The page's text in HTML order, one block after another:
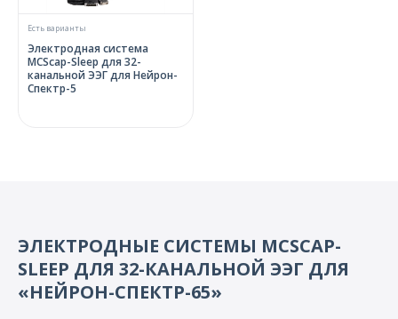
Есть варианты
Электродная система
MCScap-Sleep для 32-
канальной ЭЭГ для Нейрон-
Спектр-5
ЭЛЕКТРОДНЫЕ СИСТЕМЫ MCSCAP-
SLEEP ДЛЯ 32-КАНАЛЬНОЙ ЭЭГ ДЛЯ
«НЕЙРОН-СПЕКТР-65»